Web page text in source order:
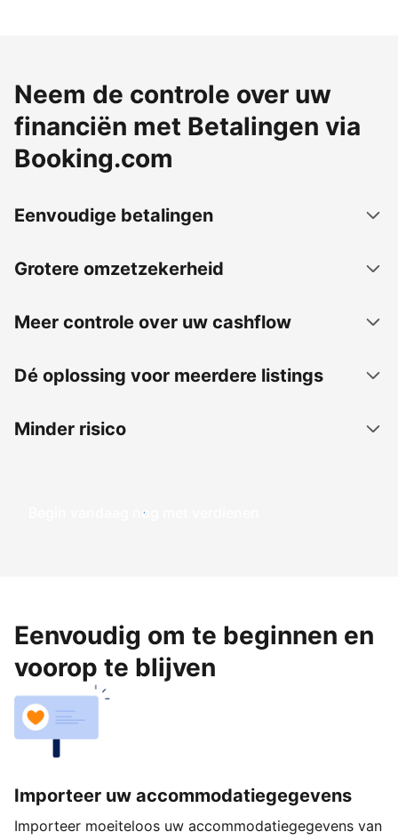
Neem de controle over uw
financiën met Betalingen via
Booking.com
Eenvoudige betalingen
Grotere omzetzekerheid
Meer controle over uw cashflow
Dé oplossing voor meerdere listings
Minder risico
Begin vandaag nog met verdienen
Eenvoudig om te beginnen en
voorop te blijven
Importeer uw accommodatiegegevens
Importeer moeiteloos uw accommodatiegegevens van